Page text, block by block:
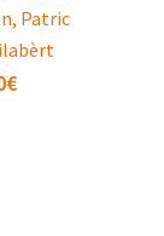
Patric
€